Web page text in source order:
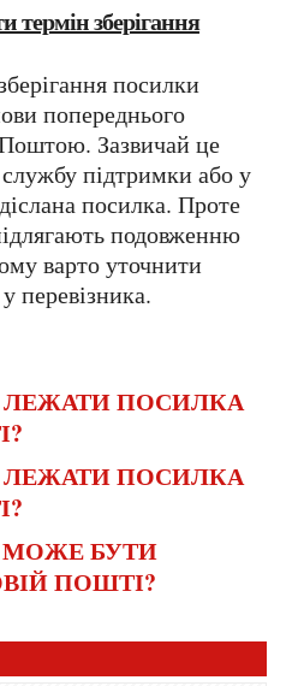
попереднього
Зазвичай це
підтримки або у
посилка. Проте
подовженню
варто уточнити
перевізника.
ПОШТІ?